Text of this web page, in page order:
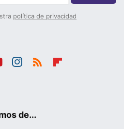
política de privacidad
de...